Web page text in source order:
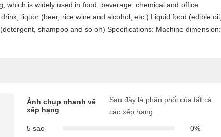
which is widely used in food, beverage, chemical and office
liquor (beer, rice wine and alcohol, etc.) Liquid food (edible oil,
shampoo and so on) Specifications: Machine dimension:
Ảnh chụp nhanh về
xếp hạng
Sau đây là phân phối của tất cả
các xếp hạng
5 sao
0%